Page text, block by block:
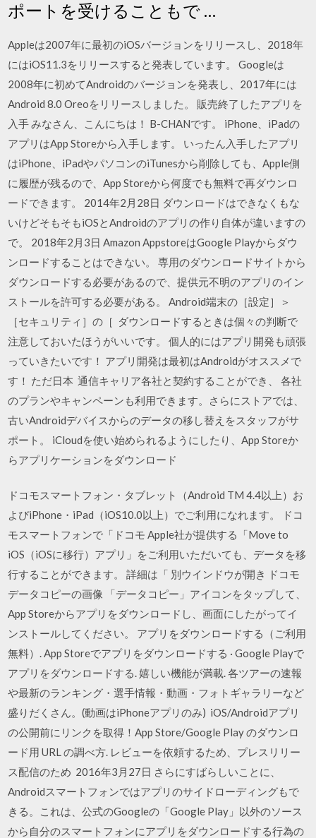
ポートを受けることもで …
Appleは2007年に最初のiOSバージョンをリリースし、2018年
にはiOS11.3をリリースすると発表しています。 Googleは
2008年に初めてAndroidのバージョンを発表し、2017年には
Android 8.0 Oreoをリリースしました。 販売終了したアプリを
入手 みなさん、こんにちは！ B-CHANです。 iPhone、iPadの
アプリはApp Storeから入手します。 いったん入手したアプリ
はiPhone、iPadやパソコンのiTunesから削除しても、Apple側
に履歴が残るので、App Storeから何度でも無料で再ダウンロ
ードできます。 2014年2月28日 ダウンロードはできなくもな
いけどそもそもiOSとAndroidのアプリの作り自体が違いますの
で。 2018年2月3日 Amazon AppstoreはGoogle Playからダウ
ンロードすることはできない。 専用のダウンロードサイトから
ダウンロードする必要があるので、提供元不明のアプリのイン
ストールを許可する必要がある。 Android端末の［設定］＞
［セキュリティ］の［ ダウンロードするときは個々の判断で
注意しておいたほうがいいです。 個人的にはアプリ開発も頑張
っていきたいです！ アプリ開発は最初はAndroidがオススメで
す！ ただ日本 通信キャリア各社と契約することができ、 各社
のプランやキャンペーンも利用できます。さらにストアでは、
古いAndroidデバイスからのデータの移し替えをスタッフがサ
ポート。 iCloudを使い始められるようにしたり、App Storeか
らアプリケーションをダウンロード
ドコモスマートフォン・タブレット（Android TM 4.4以上）お
よびiPhone・iPad（iOS10.0以上）でご利用になれます。 ドコ
モスマートフォンで「ドコモ Apple社が提供する「Move to
iOS（iOSに移行）アプリ」をご利用いただいても、データを移
行することができます。 詳細は「 別ウインドウが開き ドコモ
データコピーの画像 「データコピー」アイコンをタップして、
App Storeからアプリをダウンロードし、画面にしたがってイ
ンストールしてください。 アプリをダウンロードする（ご利用
無料）. App Storeでアプリをダウンロードする · Google Playで
アプリをダウンロードする. 嬉しい機能が満載. 各ツアーの速報
や最新のランキング・選手情報・動画・フォトギャラリーなど
盛りだくさん。(動画はiPhoneアプリのみ) iOS/Androidアプリ
の公開前にリンクを取得！App Store/Google Play のダウンロ
ード用 URL の調べ方. レビューを依頼するため、プレスリリー
ス配信のため 2016年3月27日 さらにすばらしいことに、
Androidスマートフォンではアプリのサイドローディングもで
きる。これは、公式のGoogleの「Google Play」以外のソース
から自分のスマートフォンにアプリをダウンロードする行為の